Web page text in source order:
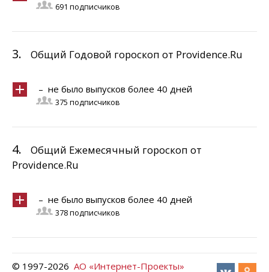
691 подписчиков
3. Общий Годовой гороскоп от Providence.Ru
– не было выпусков более 40 дней
375 подписчиков
4.
Общий Ежемесячный гороскоп от
Providence.Ru
– не было выпусков более 40 дней
378 подписчиков
© 1997-2026 АО «Интернет-Проекты»